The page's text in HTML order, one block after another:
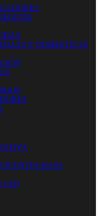
Y DOMESTICAS
BAJO
LED